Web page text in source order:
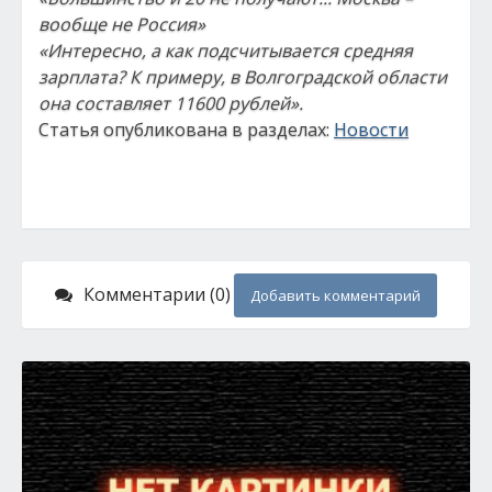
вообще не Россия»
«Интересно, а как подсчитывается средняя
зарплата? К примеру, в Волгоградской области
она составляет 11600 рублей».
Статья опубликована в разделах: Новости
Комментарии (0) Добавить комментарий